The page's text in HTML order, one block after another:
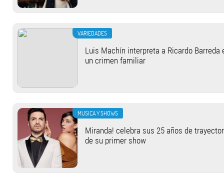
VARIEDADES
Luis Machín interpreta a Ricardo Barreda
un crimen familiar
MUSICA Y SHOWS
Miranda! celebra sus 25 años de
de su primer show